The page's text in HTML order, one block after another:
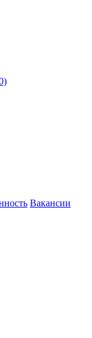
Вакансии